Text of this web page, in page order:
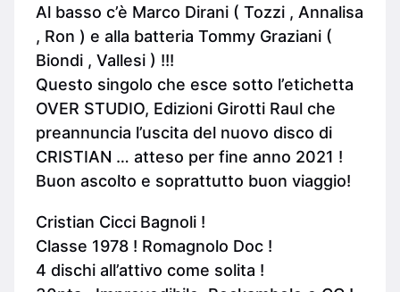
Al basso c’è Marco Dirani ( Tozzi , Annalisa
, Ron ) e alla batteria Tommy Graziani (
Biondi , Vallesi ) !!!
Questo singolo che esce sotto l’etichetta
OVER STUDIO, Edizioni Girotti Raul che
preannuncia l’uscita del nuovo disco di
CRISTIAN … atteso per fine anno 2021 !
Buon ascolto e soprattutto buon viaggio!
Cristian Cicci Bagnoli !
Classe 1978 ! Romagnolo Doc !
4 dischi all’attivo come solita !